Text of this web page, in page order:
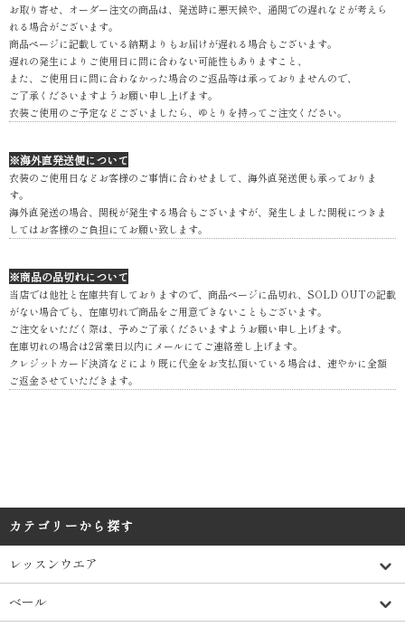
お取り寄せ、オーダー注文の商品は、発送時に悪天候や、通関での遅れなどが考えら
れる場合がございます。
商品ページに記載している納期よりもお届けが遅れる場合もございます。
遅れの発生によりご使用日に間に合わない可能性もありますこと、
また、ご使用日に間に合わなかった場合のご返品等は承っておりませんので、
ご了承くださいますようお願い申し上げます。
衣装ご使用のご予定などございましたら、ゆとりを持ってご注文ください。
※海外直発送便について
衣装のご使用日などお客様のご事情に合わせまして、海外直発送便も承っておりま
す。
海外直発送の場合、関税が発生する場合もございますが、発生しました関税につきま
してはお客様のご負担にてお願い致します。
※商品の品切れについて
当店では他社と在庫共有しておりますので、商品ページに品切れ、SOLD OUTの記載
がない場合でも、在庫切れで商品をご用意できないこともございます。
ご注文をいただく際は、予めご了承くださいますようお願い申し上げます。
在庫切れの場合は2営業日以内にメールにてご連絡差し上げます。
クレジットカード決済などにより既に代金をお支払頂いている場合は、速やかに全額
ご返金させていただきます。
カテゴリーから探す
レッスンウエア
ベール